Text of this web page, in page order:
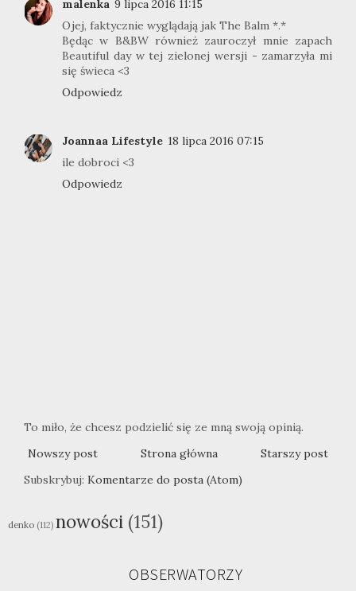
malenka 9 lipca 2016 11:15
Ojej, faktycznie wyglądają jak The Balm *.*
Będąc w B&BW również zauroczył mnie zapach
Beautiful day w tej zielonej wersji - zamarzyła mi
się świeca <3
Odpowiedz
Joannaa Lifestyle 18 lipca 2016 07:15
ile dobroci <3
Odpowiedz
To miło, że chcesz podzielić się ze mną swoją opinią.
Nowszy post
Starszy post
Strona główna
Subskrybuj: Komentarze do posta (Atom)
denko (112) nowości (151)
OBSERWATORZY